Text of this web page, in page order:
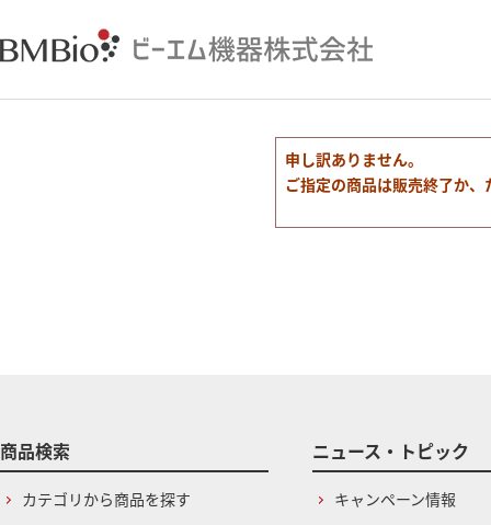
申し訳ありません。
ご指定の商品は販売終了か
商品検索
カテゴリから商品を探す
ニュース・トピック
キャンペーン情報